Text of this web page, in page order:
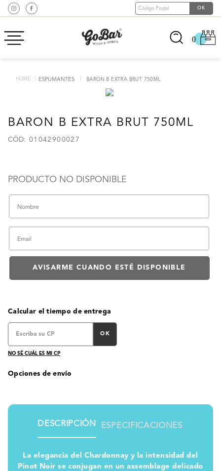
0
ESPUMANTES BARON B EXTRA BRUT 750ML
BARON B EXTRA BRUT 750ML
: 01042900027
Calcular el tiempo de entrega
OK
NO SÉ CUÁL ES MI CP
Opciones de envío
DESCRIPCIÓN ESPECIFICACIONES
La elegancia del Chardonnay y la intensidad del
Pinot Noir se conjugan en un assemblage delicado